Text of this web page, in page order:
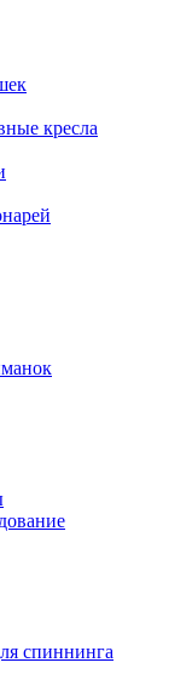
кресла
спиннинга